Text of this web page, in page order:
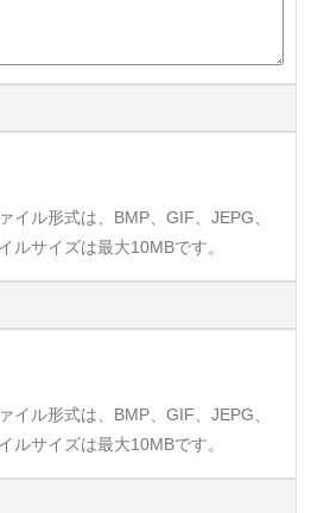
イル形式は、BMP、GIF、JEPG、
ルサイズは最大10MBです。
イル形式は、BMP、GIF、JEPG、
ルサイズは最大10MBです。